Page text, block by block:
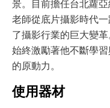
景。目前擔任台北蘿
老師從底片攝影時代
了攝影行業的巨大變
始終激勵著他不斷學
的原動力。
使用器材